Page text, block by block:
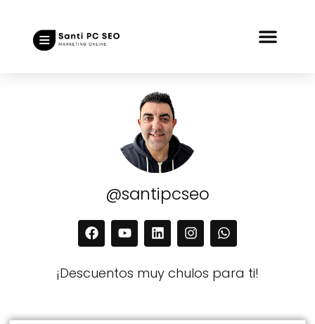
@santipcseo
¡Descuentos muy chulos para ti!